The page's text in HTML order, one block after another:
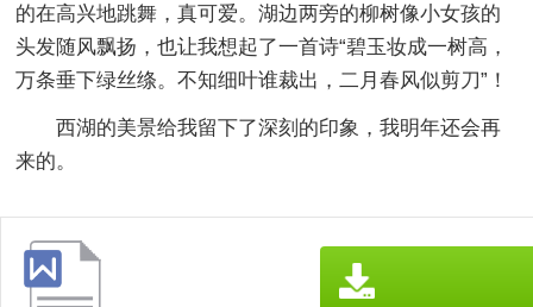
的在高兴地跳舞，真可爱。湖边两旁的柳树像小女孩的
头发随风飘扬，也让我想起了一首诗“碧玉妆成一树高，
万条垂下绿丝绦。不知细叶谁裁出，二月春风似剪刀”！
西湖的美景给我留下了深刻的印象，我明年还会再
来的。